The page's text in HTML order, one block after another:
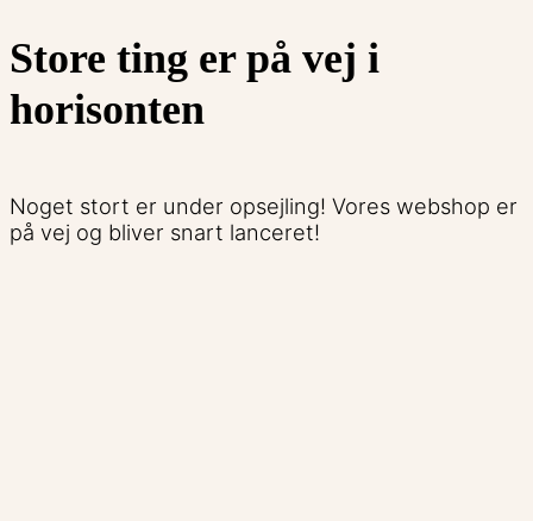
Store ting er på vej i
horisonten
Noget stort er under opsejling! Vores webshop er
på vej og bliver snart lanceret!